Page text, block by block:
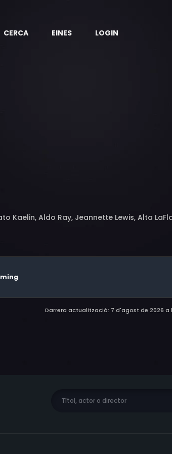
CERCA EINES LOGIN
Kaelin, Aldo Ray, Jeannette Lewis, Alta
Darrera actualització: 7 d'agost de 2026 a